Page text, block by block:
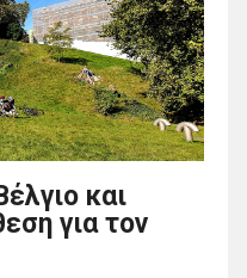
και
για τον